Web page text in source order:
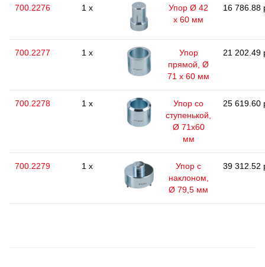
700.2276 1 x
Упор Ø 42
x 60 мм
16 786.88
700.2277 1 x
Упор
прямой, Ø
71 x 60 мм
21 202.49
700.2278 1 x
Упор со
ступенькой,
Ø 71х60
мм
25 619.60
700.2279 1 x
Упор с
наклоном,
Ø 79,5 мм
39 312.52